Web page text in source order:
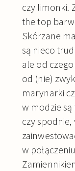
czy limonki.
the top
Skórzane
są nieco
ale od
od (nie)
marynarki
w modzie są
czy
w